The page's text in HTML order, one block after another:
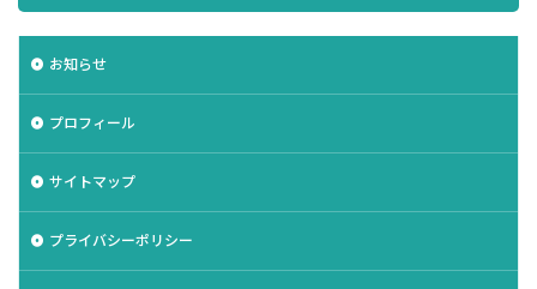
お知らせ
プロフィール
サイトマップ
プライバシーポリシー